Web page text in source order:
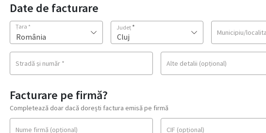
Date de facturare
Țara *
România
Județ *
Cluj Municipiu/
Stradă și număr * Alte detalii (opțional)
Facturare pe firmă?
Completează doar dacă dorești factura emisă pe firmă
Nume firmă (opțional) CIF (opțional)